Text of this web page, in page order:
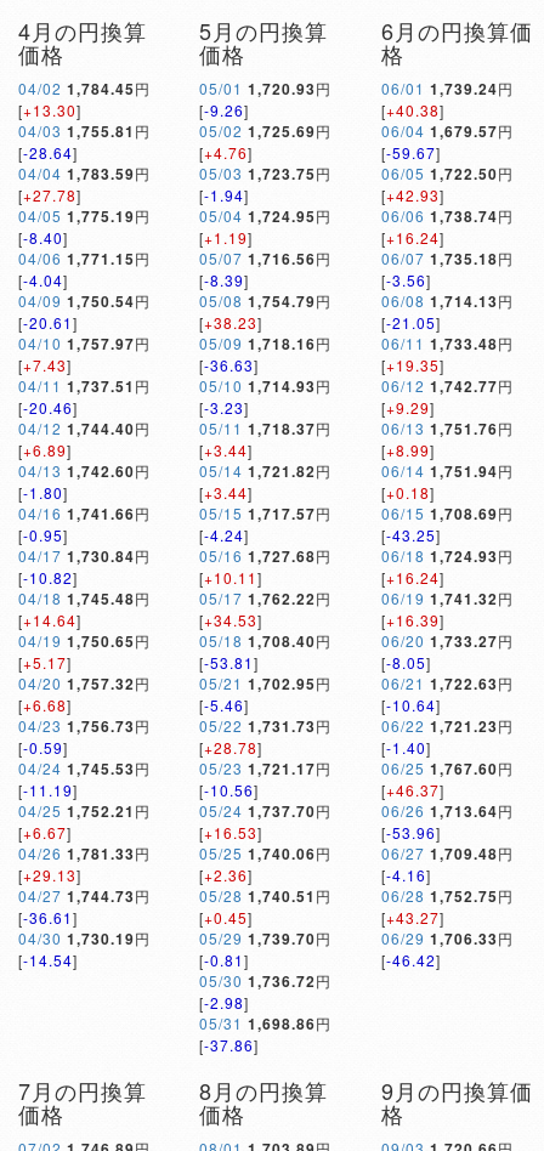
4月の円換算
価格
04/02 1,784.45円
[+13.30]
04/03 1,755.81 円
[-28.64]
04/04 1,783.59円
[+27.78]
04/05 1,775.19円
[-8.40]
04/06 1,771.15円
[-4.04]
04/09 1,750.54円
[-20.61]
04/10 1,757.97円
[+7.43]
04/11 1,737.51 円
[-20.46]
04/12 1,744.40円
[+6.89]
04/13 1,742.60円
[-1.80]
04/16 1,741.66円
[-0.95]
04/17 1,730.84円
[-10.82]
04/18 1,745.48円
[+14.64]
04/19 1,750.65円
[+5.17]
04/20 1,757.32円
[+6.68]
04/23 1,756.73円
[-0.59]
04/24 1,745.53円
[-11.19]
04/25 1,752.21 円
[+6.67]
04/26 1,781.33円
[+29.13]
04/27 1,744.73円
[-36.61]
04/30 1,730.19円
[-14.54]
5月の円換算
価格
05/01 1,720.93円
[-9.26]
05/02 1,725.69円
[+4.76]
05/03 1,723.75円
[-1.94]
05/04 1,724.95円
[+1.19]
05/07 1,716.56円
[-8.39]
05/08 1,754.79円
[+38.23]
05/09 1,718.16円
[-36.63]
05/10 1,714.93円
[-3.23]
05/11 1,718.37円
[+3.44]
05/14 1,721.82円
[+3.44]
05/15 1,717.57円
[-4.24]
05/16 1,727.68円
[+10.11]
05/17 1,762.22円
[+34.53]
05/18 1,708.40円
[-53.81]
05/21 1,702.95円
[-5.46]
05/22 1,731.73円
[+28.78]
05/23 1,721.17円
[-10.56]
05/24 1,737.70円
[+16.53]
05/25 1,740.06円
[+2.36]
05/28 1,740.51 円
[+0.45]
05/29 1,739.70円
[-0.81]
05/30 1,736.72円
[-2.98]
05/31 1,698.86円
[-37.86]
6月の円換算価
格
06/01 1,739.24円
[+40.38]
06/04 1,679.57円
[-59.67]
06/05 1,722.50円
[+42.93]
06/06 1,738.74円
[+16.24]
06/07 1,735.18円
[-3.56]
06/08 1,714.13円
[-21.05]
06/11 1,733.48円
[+19.35]
06/12 1,742.77円
[+9.29]
06/13 1,751.76円
[+8.99]
06/14 1,751.94円
[+0.18]
06/15 1,708.69円
[-43.25]
06/18 1,724.93円
[+16.24]
06/19 1,741.32円
[+16.39]
06/20 1,733.27円
[-8.05]
06/21 1,722.63円
[-10.64]
06/22 1,721.23円
[-1.40]
06/25 1,767.60円
[+46.37]
06/26 1,713.64円
[-53.96]
06/27 1,709.48円
[-4.16]
06/28 1,752.75円
[+43.27]
06/29 1,706.33円
[-46.42]
7月の円換算
価格
8月の円換算
価格
9月の円換算価
格